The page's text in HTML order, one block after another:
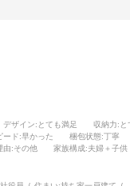
デザイン:とても満足 収納力:と
ード:早かった 梱包状態:丁寧
由:その他 家族構成:夫婦＋子供